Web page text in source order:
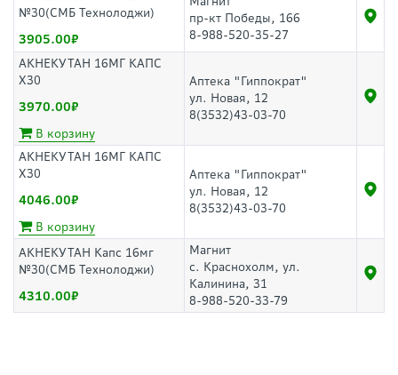
№30(СМБ Технолоджи)
3905.00
пр-кт Победы, 166
8-988-520-35-27
АКНЕКУТАН 16МГ КАПС
Х30
3970.00
В корзину
Аптека "Гиппократ"
ул. Новая, 12
8(3532)43-03-70
АКНЕКУТАН 16МГ КАПС
Х30
4046.00
В корзину
Аптека "Гиппократ"
ул. Новая, 12
8(3532)43-03-70
АКНЕКУТАН Капс 16мг
№30(СМБ Технолоджи)
4310.00
Магнит
с. Краснохолм, ул.
Калинина, 31
8-988-520-33-79